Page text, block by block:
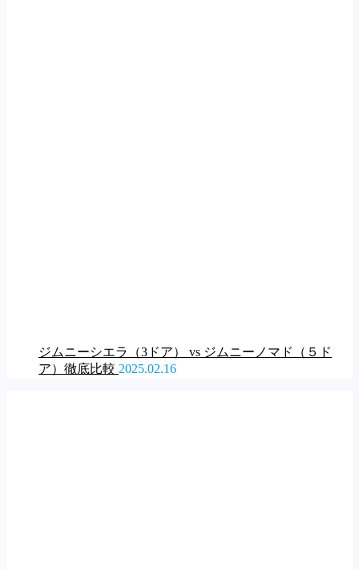
ジムニーシエラ（3ドア） vs ジムニーノマド（５ド
ア）徹底比較 2025.02.16